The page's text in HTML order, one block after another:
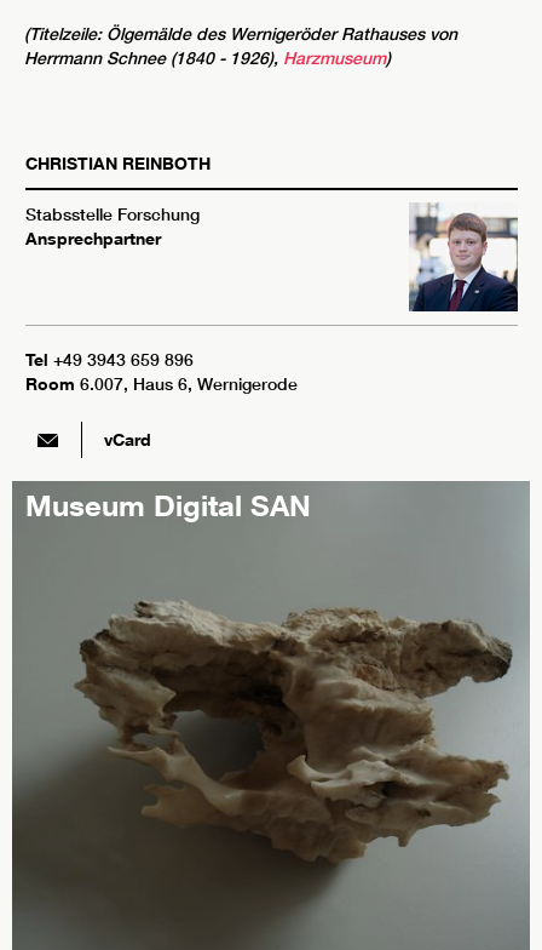
(Titelzeile: Ölgemälde des Wernigeröder Rathauses von
Herrmann Schnee (1840 - 1926), Harzmuseum)
CHRISTIAN REINBOTH
Stabsstelle Forschung
Ansprechpartner
Tel +49 3943 659 896
Room 6.007, Haus 6, Wernigerode
vCard
Museum Digital SAN